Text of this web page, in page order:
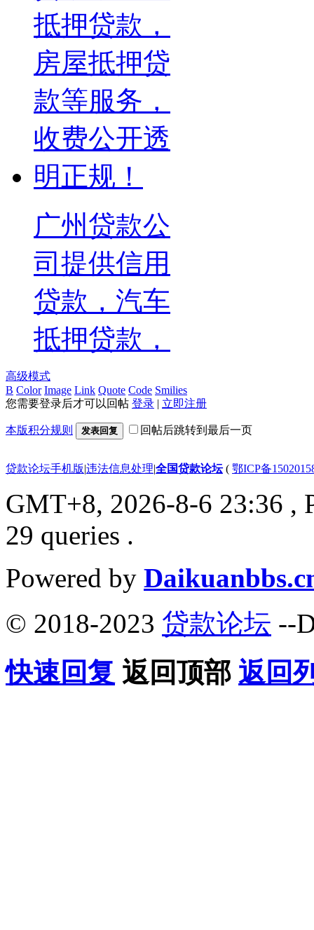
广州贷款公
司提供信用
贷款，汽车
抵押贷款，
高级模式
B Color Image Link Quote Code Smilies
您需要登录后才可以回帖 登录 | 立即注册
本版积分规则 发表回复 回帖后跳转到最后一页
贷款论坛手机版|违法信息处理|全国贷款论坛( 鄂ICP备
GMT+8, 2026-8-6 23:36 ,
29 queries .
Powered by
© 2018-2023 贷款论坛 --
快速回复 返回顶部 返回